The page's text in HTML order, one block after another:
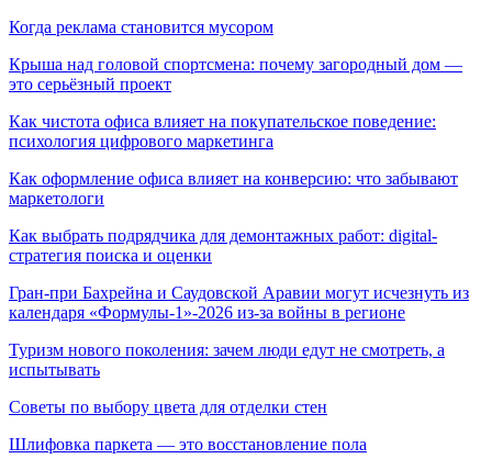
Когда реклама становится мусором
Крыша над головой спортсмена: почему загородный дом —
это серьёзный проект
Как чистота офиса влияет на покупательское поведение:
психология цифрового маркетинга
Как оформление офиса влияет на конверсию: что забывают
маркетологи
Как выбрать подрядчика для демонтажных работ: digital-
стратегия поиска и оценки
Гран-при Бахрейна и Саудовской Аравии могут исчезнуть из
календаря «Формулы-1»-2026 из-за войны в регионе
Туризм нового поколения: зачем люди едут не смотреть, а
испытывать
Советы по выбору цвета для отделки стен
Шлифовка паркета — это восстановление пола